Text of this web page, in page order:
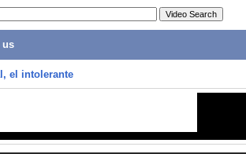
us
el intolerante